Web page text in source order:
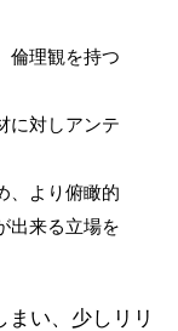
倫理観を持つ
に対しアンテ
、より俯瞰的
出来る立場を
まい、少しリリ